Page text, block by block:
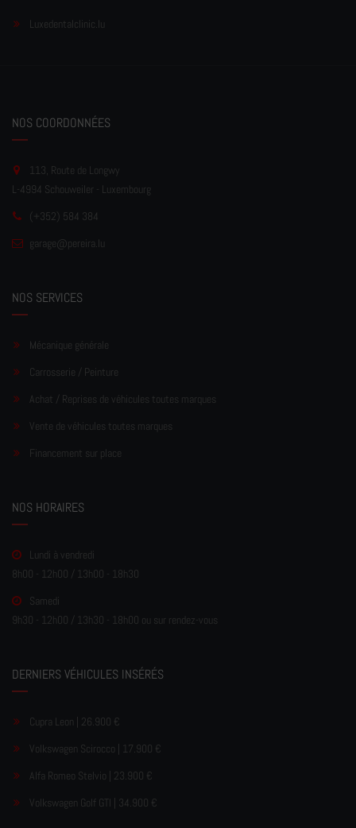
Luxedentalclinic.lu
NOS COORDONNÉES
113, Route de Longwy
L-4994 Schouweiler - Luxembourg
(+352) 584 384
garage@pereira.lu
NOS SERVICES
Mécanique générale
Carrosserie / Peinture
Achat / Reprises de véhicules toutes marques
Vente de véhicules toutes marques
Financement sur place
NOS HORAIRES
Lundi à vendredi
8h00 - 12h00 / 13h00 - 18h30
Samedi
9h30 - 12h00 / 13h30 - 18h00 ou sur rendez-vous
DERNIERS VÉHICULES INSÉRÉS
Cupra Leon | 26.900 €
Volkswagen Scirocco | 17.900 €
Alfa Romeo Stelvio | 23.900 €
Volkswagen Golf GTI | 34.900 €